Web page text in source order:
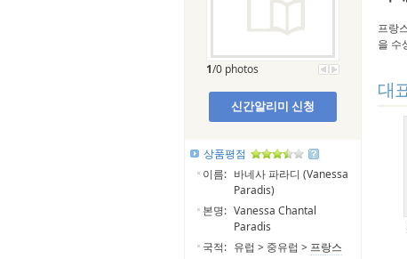
1/0 photos
신간알리미 신청
상품평점
이름: 바네사 파라디 (Vanessa
Paradis)
본명: Vanessa Chantal
Paradis
국적: 유럽 > 중유럽 > 프랑스
프랑
을 수
대